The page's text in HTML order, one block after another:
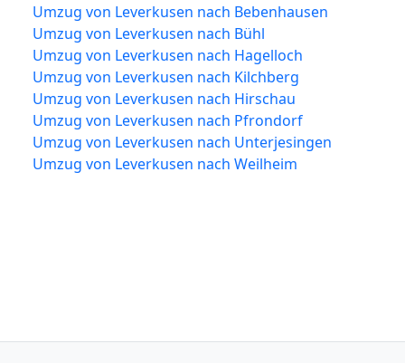
Umzug von Leverkusen nach Bebenhausen
Umzug von Leverkusen nach Bühl
Umzug von Leverkusen nach Hagelloch
Umzug von Leverkusen nach Kilchberg
Umzug von Leverkusen nach Hirschau
Umzug von Leverkusen nach Pfrondorf
Umzug von Leverkusen nach Unterjesingen
Umzug von Leverkusen nach Weilheim